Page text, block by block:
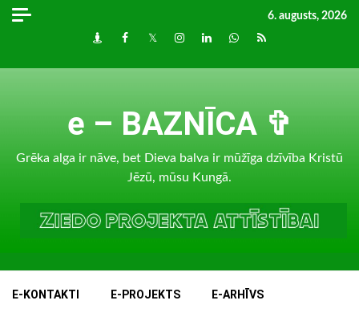
Skip
6. augusts, 2026
DraugiemFacebook
TwitterInstagram
LinkedInwhatsapp
RSS
e – BAZNĪCA ✞
Grēka alga ir nāve, bet Dieva balva ir mūžīga dzīvība Kristū
Jēzū, mūsu Kungā.
E-KONTAKTI E-PROJEKTS E-ARHĪVS